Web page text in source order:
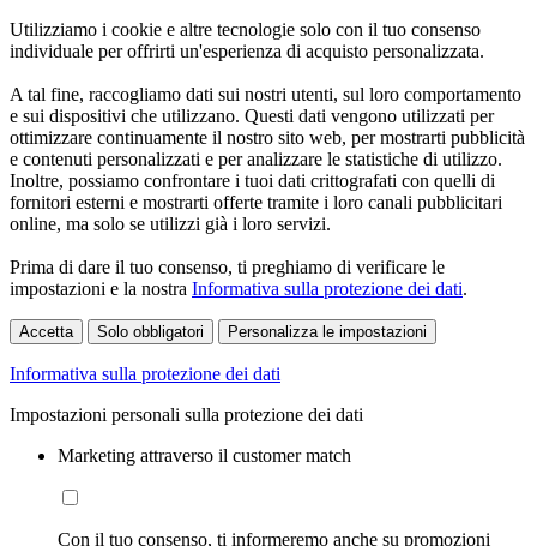
Utilizziamo i cookie e altre tecnologie solo con il tuo consenso
individuale per offrirti un'esperienza di acquisto personalizzata.
A tal fine, raccogliamo dati sui nostri utenti, sul loro comportamento
e sui dispositivi che utilizzano. Questi dati vengono utilizzati per
ottimizzare continuamente il nostro sito web, per mostrarti pubblicità
e contenuti personalizzati e per analizzare le statistiche di utilizzo.
Inoltre, possiamo confrontare i tuoi dati crittografati con quelli di
fornitori esterni e mostrarti offerte tramite i loro canali pubblicitari
online, ma solo se utilizzi già i loro servizi.
Prima di dare il tuo consenso, ti preghiamo di verificare le
impostazioni e la nostra Informativa sulla protezione dei dati.
Accetta Solo obbligatori Personalizza le impostazioni
Informativa sulla protezione dei dati
Impostazioni personali sulla protezione dei dati
Marketing attraverso il customer match
Con il tuo consenso, ti informeremo anche su promozioni